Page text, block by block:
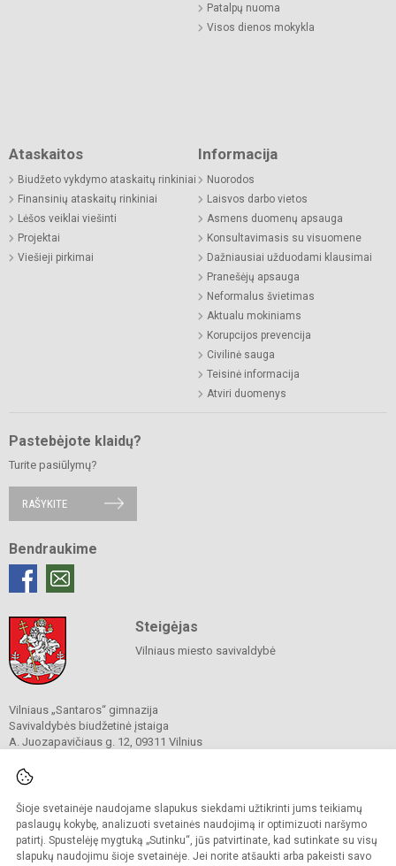
Šioje svetainėje naudojame slapukus siekdami užtikrinti jums teikiamų
paslaugų kokybę, analizuoti svetainės naudojimą ir optimizuoti naršymo
patirtį. Spustelėję mygtuką „Sutinku“, jūs patvirtinate, kad sutinkate su visų
slapukų naudojimu šioje svetainėje. Jei norite atšaukti arba pakeisti savo
Patalpų nuoma
Visos dienos mokykla
Ataskaitos
Biudžeto vykdymo ataskaitų rinkiniai
Finansinių ataskaitų rinkiniai
Lėšos veiklai viešinti
Projektai
Viešieji pirkimai
Informacija
Nuorodos
Laisvos darbo vietos
Asmens duomenų apsauga
Konsultavimasis su visuomene
Dažniausiai užduodami klausimai
Pranešėjų apsauga
Neformalus švietimas
Aktualu mokiniams
Korupcijos prevencija
Civilinė sauga
Teisinė informacija
Atviri duomenys
Pastebėjote klaidų?
Turite pasiūlymų?
RAŠYKITE
Bendraukime
Steigėjas
Vilniaus miesto savivaldybė
Vilniaus „Santaros“ gimnazija
Savivaldybės biudžetinė įstaiga
A. Juozapavičiaus g. 12, 09311 Vilnius
El. p.
Duomenys kaupiami ir saugomi
Juridinių asmenų registre
Įmonės kodas 304089960